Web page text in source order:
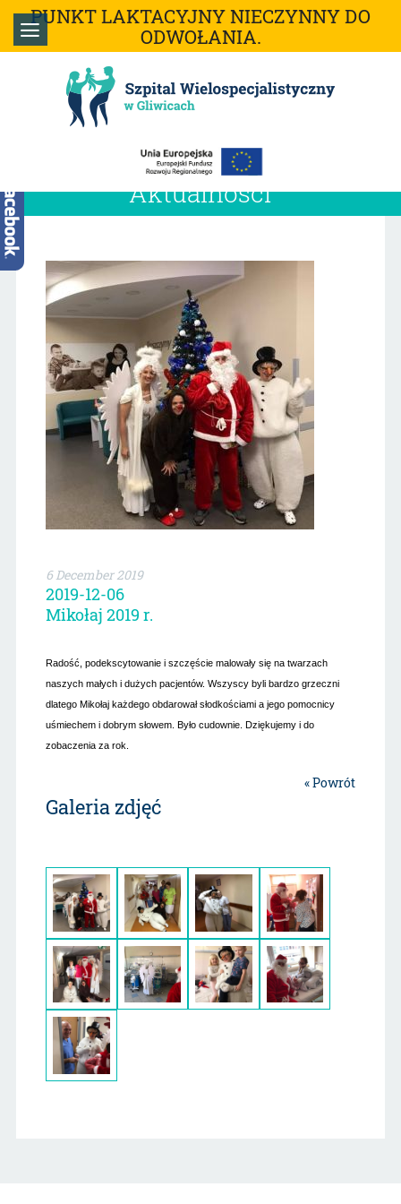
PUNKT LAKTACYJNY NIECZYNNY DO
ODWOŁANIA.
Aktualności
6 December 2019
2019-12-06
Mikołaj 2019 r.
Radość, podekscytowanie i szczęście malowały się na twarzach
naszych małych i dużych pacjentów. Wszyscy byli bardzo grzeczni
dlatego Mikołaj każdego obdarował słodkościami a jego pomocnicy
uśmiechem i dobrym słowem. Było cudownie. Dziękujemy i do
zobaczenia za rok.
« Powrót
Galeria zdjęć